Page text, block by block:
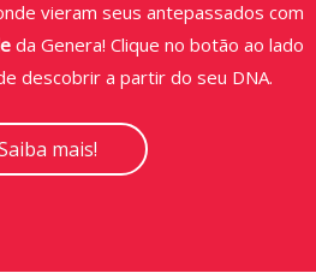
vieram seus antepassados com
da Genera! Clique no botão ao lado
descobrir a partir do seu DNA.
mais!